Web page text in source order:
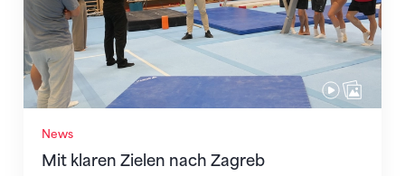
News
Mit klaren Zielen nach Zagreb